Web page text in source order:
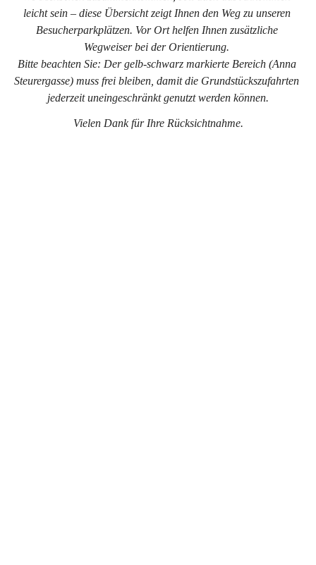
leicht sein – diese Übersicht zeigt Ihnen den Weg zu unseren
Besucherparkplätzen. Vor Ort helfen Ihnen zusätzliche
Wegweiser bei der Orientierung.
Bitte beachten Sie: Der gelb-schwarz markierte Bereich (Anna
Steurergasse) muss frei bleiben, damit die Grundstückszufahrten
jederzeit uneingeschränkt genutzt werden können.
Vielen Dank für Ihre Rücksichtnahme.